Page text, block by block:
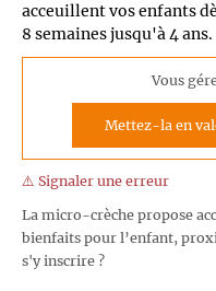
acceuillent vos enfants
8 semaines jusqu'à 4 ans.
Vous
Mettez-la en
⚠️ Signaler une erreur
La micro-crèche propose
bienfaits pour l’enfant,
s'y inscrire ?